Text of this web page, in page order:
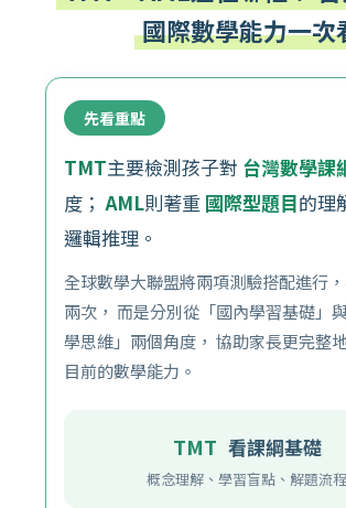
國際數學能力一次
先看重點
TMT主要檢測孩子對 台灣數學課
度；AML則著重 國際型題目的理
邏輯推理。
全球數學大聯盟將兩項測驗搭配進行
兩次， 而是分別從「國內學習基礎」
學思維」兩個角度， 協助家長更完整
目前的數學能力。
TMT 看課綱基礎
概念理解、學習盲點、解題流程